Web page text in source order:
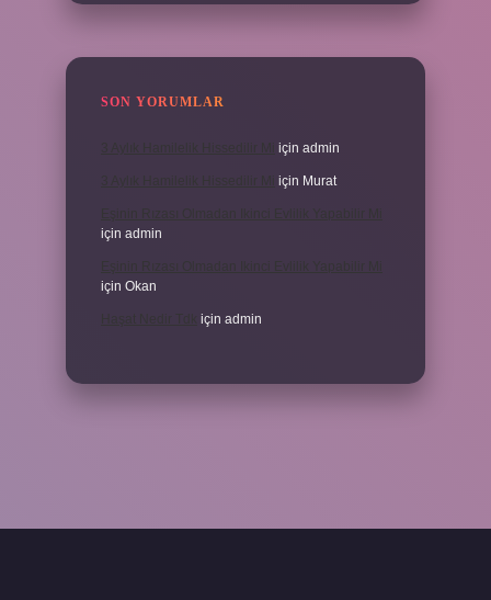
SON YORUMLAR
için admin
için Murat
için admin
için Okan
için admin